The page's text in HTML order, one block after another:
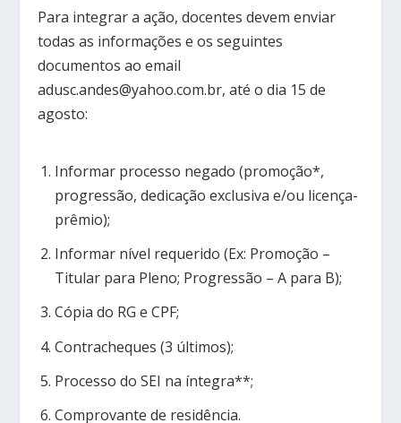
Para integrar a ação, docentes devem enviar
todas as informações e os seguintes
documentos ao email
adusc.andes@yahoo.com.br, até o dia 15 de
agosto:
Informar processo negado (promoção*,
progressão, dedicação exclusiva e/ou licença-
prêmio);
Informar nível requerido (Ex: Promoção –
Titular para Pleno; Progressão – A para B);
Cópia do RG e CPF;
Contracheques (3 últimos);
Processo do SEI na íntegra**;
Comprovante de residência.